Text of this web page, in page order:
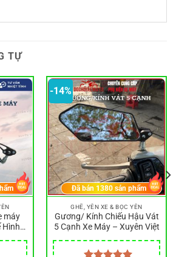
TỰ
máy
Hình
-14%
GHẾ, YÊN XE & BỌC YÊN
Gương/ Kính Chiếu Hậu Vát
5 Cạnh Xe Máy – Xuyên Việt
Đã bán 1380sản phẩm